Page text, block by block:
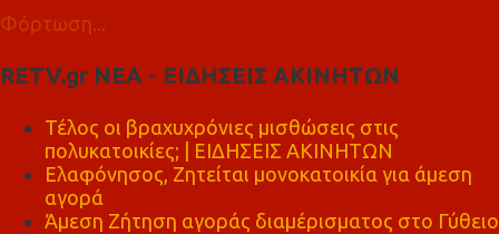
Φόρτωση...
RETV.gr ΝΕΑ - ΕΙΔΗΣΕΙΣ ΑΚΙΝΗΤΩΝ
Τέλος οι βραχυχρόνιες μισθώσεις στις
πολυκατοικίες; | ΕΙΔΗΣΕΙΣ ΑΚΙΝΗΤΩΝ
Ελαφόνησος, Ζητείται μονοκατοικία για άμεση
αγορά
Άμεση Ζήτηση αγοράς διαμέρισματος στο Γύθειο